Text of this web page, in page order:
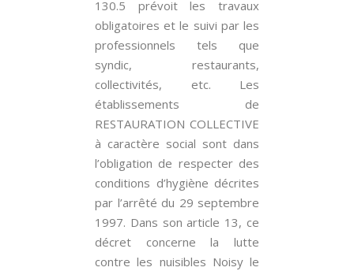
130.5 prévoit les travaux
obligatoires et le suivi par les
professionnels tels que
syndic, restaurants,
collectivités, etc. Les
établissements de
RESTAURATION COLLECTIVE
à caractère social sont dans
l’obligation de respecter des
conditions d’hygiène décrites
par l’arrêté du 29 septembre
1997. Dans son article 13, ce
décret concerne la lutte
contre les nuisibles Noisy le